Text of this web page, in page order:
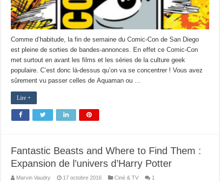
Comme d’habitude, la fin de semaine du Comic-Con de San Diego
est pleine de sorties de bandes-annonces. En effet ce Comic-Con
met surtout en avant les films et les séries de la culture geek
populaire. C’est donc là-dessus qu’on va se concentrer ! Vous avez
sûrement vu passer celles de Aquaman ou …
Lire +
Fantastic Beasts and Where to Find Them :
Expansion de l’univers d’Harry Potter
Marvin Vaudry 17 octobre 2016 Ciné & TV 1